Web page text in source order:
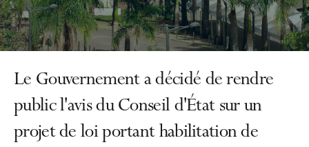
Le Gouvernement a décidé de rendre
public l'avis du Conseil d'État sur un
projet de loi portant habilitation de